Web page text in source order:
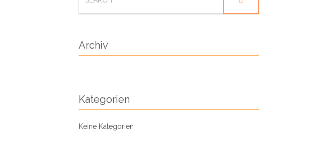
FOR:
Archiv
Kategorien
Keine Kategorien